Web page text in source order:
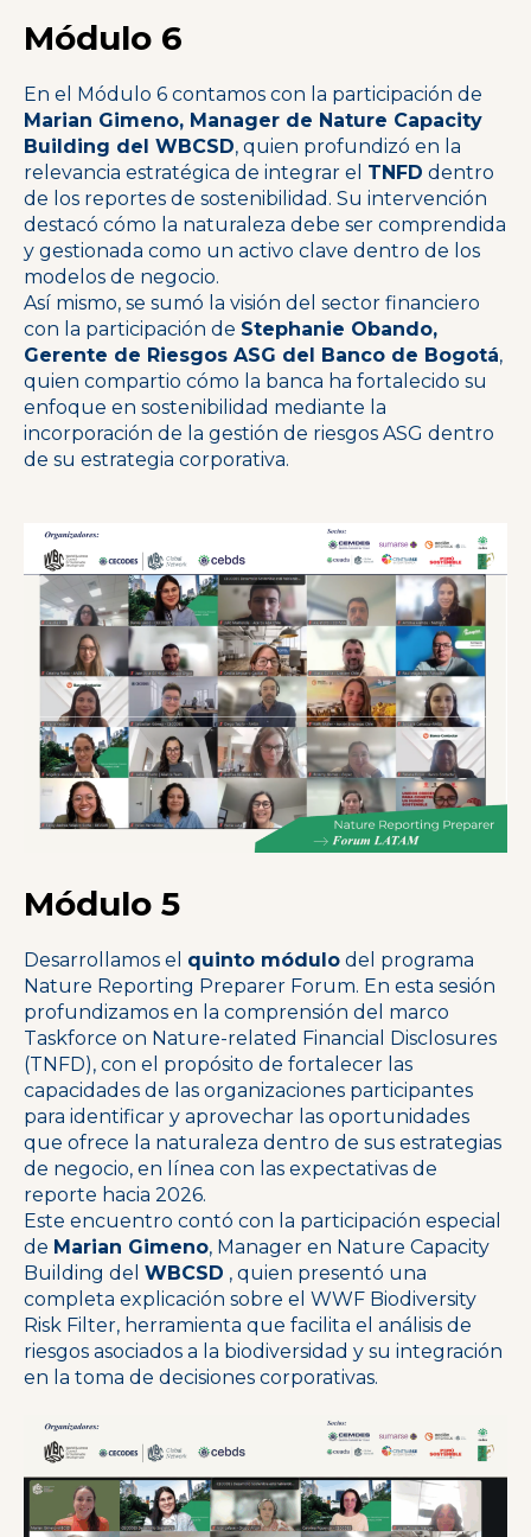
Módulo 6
En el Módulo 6 contamos con la participación de
Marian Gimeno, Manager de Nature Capacity
Building del WBCSD, quien profundizó en la
relevancia estratégica de integrar el TNFD dentro
de los reportes de sostenibilidad. Su intervención
destacó cómo la naturaleza debe ser comprendida
y gestionada como un activo clave dentro de los
modelos de negocio.
Así mismo, se sumó la visión del sector financiero
con la participación de Stephanie Obando,
Gerente de Riesgos ASG del Banco de Bogotá,
quien compartio cómo la banca ha fortalecido su
enfoque en sostenibilidad mediante la
incorporación de la gestión de riesgos ASG dentro
de su estrategia corporativa.
Módulo 5
Desarrollamos el quinto módulo del programa
Nature Reporting Preparer Forum. En esta sesión
profundizamos en la comprensión del marco
Taskforce on Nature-related Financial Disclosures
(TNFD), con el propósito de fortalecer las
capacidades de las organizaciones participantes
para identificar y aprovechar las oportunidades
que ofrece la naturaleza dentro de sus estrategias
de negocio, en línea con las expectativas de
reporte hacia 2026.
Este encuentro contó con la participación especial
de Marian Gimeno, Manager en Nature Capacity
Building del WBCSD , quien presentó una
completa explicación sobre el WWF Biodiversity
Risk Filter, herramienta que facilita el análisis de
riesgos asociados a la biodiversidad y su integración
en la toma de decisiones corporativas.